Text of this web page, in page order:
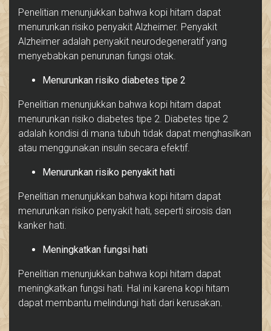
Penelitian menunjukkan bahwa kopi hitam dapat
menurunkan risiko penyakit Alzheimer. Penyakit
Alzheimer adalah penyakit neurodegeneratif yang
menyebabkan penurunan fungsi otak.
Menurunkan risiko diabetes tipe 2
Penelitian menunjukkan bahwa kopi hitam dapat
menurunkan risiko diabetes tipe 2. Diabetes tipe 2
adalah kondisi di mana tubuh tidak dapat menghasilkan
atau menggunakan insulin secara efektif.
Menurunkan risiko penyakit hati
Penelitian menunjukkan bahwa kopi hitam dapat
menurunkan risiko penyakit hati, seperti sirosis dan
kanker hati.
Meningkatkan fungsi hati
Penelitian menunjukkan bahwa kopi hitam dapat
meningkatkan fungsi hati. Hal ini karena kopi hitam
dapat membantu melindungi hati dari kerusakan.